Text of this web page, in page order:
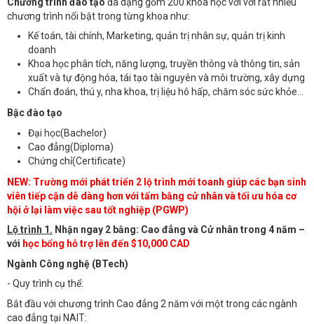
chương trình nổi bật trong từng khoa như:
Kế toán, tài chính, Marketing, quản trị nhân sự, quản trị kinh
doanh
Khoa học phân tích, năng lượng, truyền thông và thông tin, sản
xuất và tự động hóa, tái tạo tài nguyên và môi trường, xây dựng
Chẩn đoán, thú y, nha khoa, trị liệu hô hấp, chăm sóc sức khỏe...
Bậc đào tạo
Đại học(Bachelor)
Cao đẳng(Diploma)
Chứng chỉ(Certificate)
NEW: Trường mới phát triển 2 lộ trình mới toanh giúp các bạn sinh
viên tiếp cận dễ dàng hơn với tấm bằng cử nhân và tối ưu hóa cơ
hội ở lại làm việc sau tốt nghiệp (PGWP)
Lộ trình 1. Nhận ngay 2 bằng: Cao đẳng và Cử nhân trong 4 năm –
với học bổng hỗ trợ lên đến $10,000 CAD
Ngành Công nghệ (BTech)
- Quy trình cụ thể:
Bắt đầu với chương trình Cao đẳng 2 năm với một trong các ngành
cao đẳng tại NAIT: